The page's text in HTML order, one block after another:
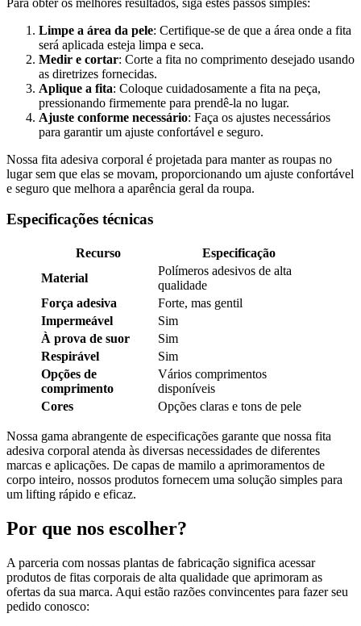
Limpe a área da pele: Certifique-se de que a área onde a fita
será aplicada esteja limpa e seca.
Medir e cortar: Corte a fita no comprimento desejado usando
as diretrizes fornecidas.
Aplique a fita: Coloque cuidadosamente a fita na peça,
pressionando firmemente para prendê-la no lugar.
Ajuste conforme necessário: Faça os ajustes necessários
para garantir um ajuste confortável e seguro.
Nossa fita adesiva corporal é projetada para manter as roupas no
lugar sem que elas se movam, proporcionando um ajuste confortável
e seguro que melhora a aparência geral da roupa.
Especificações técnicas
Recurso
Especificação
Material
Polímeros adesivos de alta
qualidade
Força adesiva
Forte, mas gentil
Impermeável
Sim
À prova de suor
Sim
Respirável
Sim
Opções de
comprimento
Vários comprimentos
disponíveis
Cores
Opções claras e tons de pele
Nossa gama abrangente de especificações garante que nossa fita
adesiva corporal atenda às diversas necessidades de diferentes
marcas e aplicações. De capas de mamilo a aprimoramentos de
corpo inteiro, nossos produtos fornecem uma solução simples para
um lifting rápido e eficaz.
Por que nos escolher?
A parceria com nossas plantas de fabricação significa acessar
produtos de fitas corporais de alta qualidade que aprimoram as
ofertas da sua marca. Aqui estão razões convincentes para fazer seu
pedido conosco: